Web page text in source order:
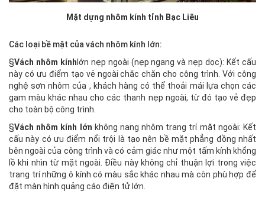
Mặt dựng nhôm kính tỉnh Bạc Liêu
Các loại bề mặt của vách nhôm kính lớn:
§Vách nhôm kính lớn nẹp ngoài (nẹp ngang và nẹp dọc): Kết cấu
này có ưu điểm tạo vẻ ngoài chắc chắn cho công trình. Với công
nghệ sơn nhôm của , khách hàng có thể thoải mái lựa chọn các
gam màu khác nhau cho các thanh nẹp ngoài, từ đó tạo vẻ đẹp
cho toàn bộ công trình.
§Vách nhôm kính lớn không nang nhôm trang trí mặt ngoài: Kết
cấu này có ưu điểm nổi trội là tạo nên bề mặt phẳng đồng nhất
bên ngoài của công trình và có cảm giác như một tấm kính khổng
lồ khi nhìn từ mặt ngoài. Điều này không chỉ thuận lợi trong việc
trang trí những ô kính có màu sắc khác nhau mà còn phù hợp để
đặt màn hình quảng cáo điện tử lớn.